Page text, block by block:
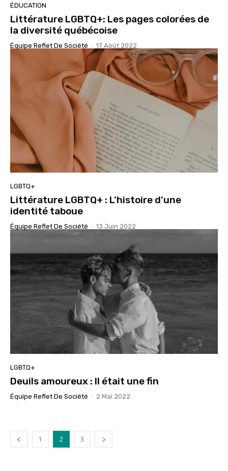
ÉDUCATION
Littérature LGBTQ+: Les pages colorées de
la diversité québécoise
Équipe Reflet De Société - 17 Août 2022
LGBTQ+
Littérature LGBTQ+ : L’histoire d’une
identité taboue
Équipe Reflet De Société - 13 Juin 2022
LGBTQ+
Deuils amoureux : Il était une fin
Équipe Reflet De Société - 2 Mai 2022
1 2 3